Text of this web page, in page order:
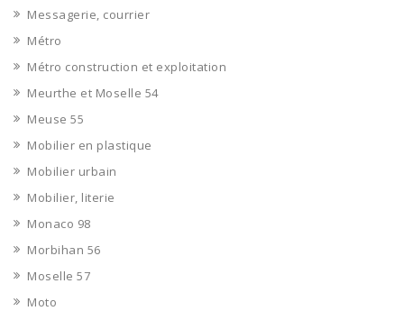
Messagerie, courrier
Métro
Métro construction et exploitation
Meurthe et Moselle 54
Meuse 55
Mobilier en plastique
Mobilier urbain
Mobilier, literie
Monaco 98
Morbihan 56
Moselle 57
Moto